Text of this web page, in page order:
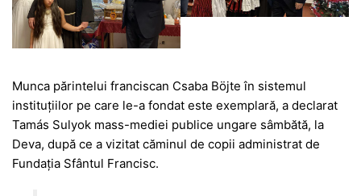
Munca părintelui franciscan Csaba Böjte în sistemul
instituţiilor pe care le-a fondat este exemplară, a declarat
Tamás Sulyok mass-mediei publice ungare sâmbătă, la
Deva, după ce a vizitat căminul de copii administrat de
Fundaţia Sfântul Francisc.